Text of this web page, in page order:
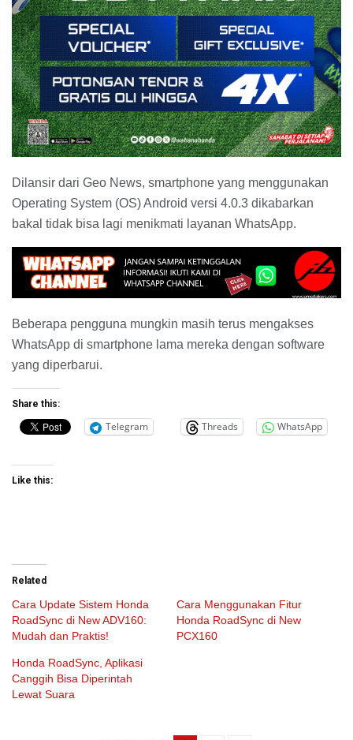
Dilansir dari Geo News, smartphone yang menggunakan
Operating System (OS) Android versi 4.0.3 dikabarkan
bakal tidak bisa lagi menikmati layanan WhatsApp.
Beberapa pengguna mungkin masih terus mengakses
WhatsApp di smartphone lama mereka dengan software
yang diperbarui.
Share this:
Telegram Threads WhatsApp
Like this:
Related
Cara Update Sistem Honda
RoadSync di New ADV160:
Mudah dan Praktis!
Cara Menggunakan Fitur
Honda RoadSync di New
PCX160
Honda RoadSync, Aplikasi
Canggih Bisa Diperintah
Lewat Suara